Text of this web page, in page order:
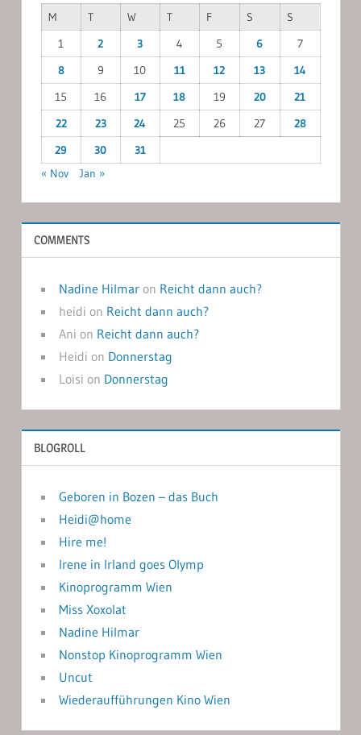
M T W T F S
S
1
2 3 4 5 6
7
8
9 10 11 12 13
14
15
16 17 18 19 20
21
22
23 24 25 26 27
28
29
30
31
« Nov
Jan »
COMMENTS
Nadine Hilmaron Reicht dann auch?
heidi on Reicht dann auch?
Ani on Reicht dann auch?
Heidi on Donnerstag
Loisi on Donnerstag
BLOGROLL
Geboren in Bozen – das Buch
Heidi@home
Hire me!
Irene in Irland goes Olymp
Kinoprogramm Wien
Miss Xoxolat
Nadine Hilmar
Nonstop Kinoprogramm Wien
Uncut
Wiederaufführungen Kino Wien